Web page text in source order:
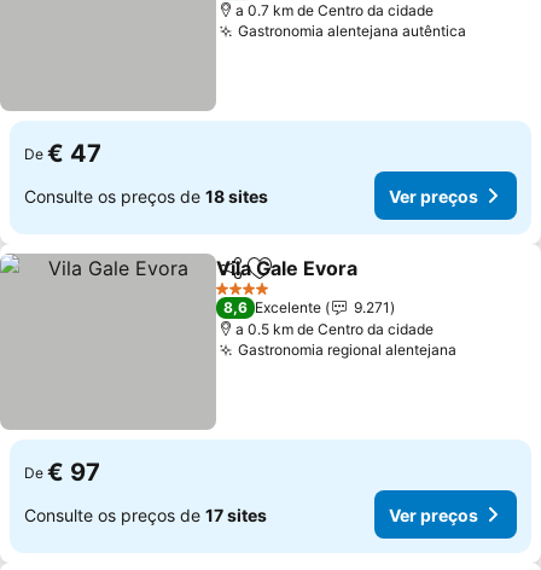
a 0.7 km de Centro da cidade
Gastronomia alentejana autêntica
De € 47
Consulte os preços de 18 sites Ver preços
PartilharAdicionar aos favoritos
Vila Gale Evora
4 Estrelas
8,6 Excelente
9.271
a 0.5 km de Centro da cidade
Gastronomia regional alentejana
De € 97
Consulte os preços de 17 sites Ver preços